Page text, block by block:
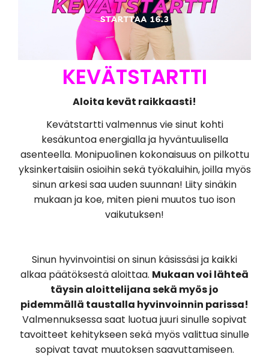
KEVÄTSTARTTI
Aloita kevät raikkaasti!
Kevätstartti valmennus vie sinut kohti
kesäkuntoa energialla ja hyväntuulisella
asenteella. Monipuolinen kokonaisuus on pilkottu
yksinkertaisiin osioihin sekä työkaluihin, joilla myös
sinun arkesi saa uuden suunnan! Liity sinäkin
mukaan ja koe, miten pieni muutos tuo ison
vaikutuksen!
Sinun hyvinvointisi on sinun käsissäsi ja kaikki
alkaa päätöksestä aloittaa. Mukaan voi lähteä
täysin aloittelijana sekä myös jo
pidemmällä taustalla hyvinvoinnin parissa!
Valmennuksessa saat luotua juuri sinulle sopivat
tavoitteet kehitykseen sekä myös valittua sinulle
sopivat tavat muutoksen saavuttamiseen.